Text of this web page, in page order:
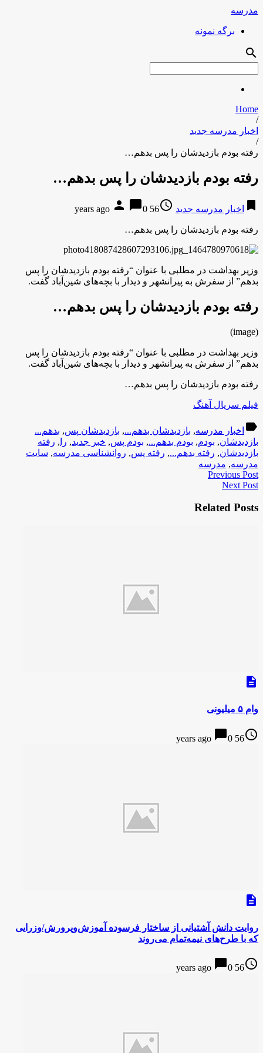
مدرسه
برگه نمونه
search
Home
/
اخبار مدرسه جدید
/
رفته بودم بازدیدشان را پس بدهم…
رفته بودم بازدیدشان را پس بدهم…
bookmark اخبار مدرسه جدید access_time
56 years ago
person chat_bubble0
رفته بودم بازدیدشان را پس بدهم…
وزیر بهداشت در مطلبی با عنوان “رفته بودم بازدیدشان را پس
بدهم” از سفرش به پیرانشهر و دیدار با بچه‌های شین‌آباد گفت.
رفته بودم بازدیدشان را پس بدهم…
(image)
وزیر بهداشت در مطلبی با عنوان “رفته بودم بازدیدشان را پس
بدهم” از سفرش به پیرانشهر و دیدار با بچه‌های شین‌آباد گفت.
رفته بودم بازدیدشان را پس بدهم…
فیلم سریال آهنگ
label اخبار مدرسه, بازدیدشان بدهم..., بازدیدشان پس, بدهم...
بازدیدشان, بودم, بودم بدهم..., بودم پس, خبر جدید, را , رفته
بازدیدشان, رفته بدهم..., رفته پس, روانشناسی مدرسه, سایت
مدرسه, مدرسه
Previous Post
Next Post
Related Posts
description
وام ۵ میلیونی
access_time
56 years ago
chat_bubble0
description
روایت دانش آشتیانی از ساختار فرسوده آموزش‌وپرورش/وزرایی
که با طرح‌های نیمه‌تمام می‌روند
access_time
56 years ago
chat_bubble0